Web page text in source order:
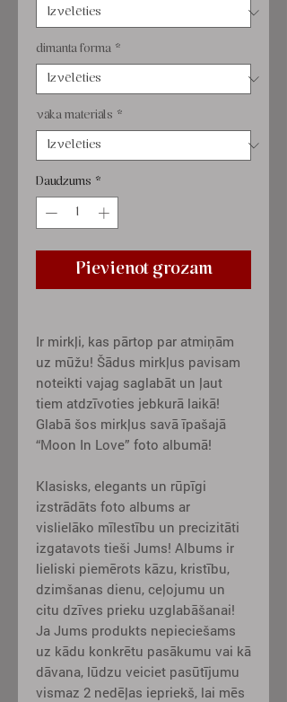
dimanta forma *
vāka materiāls *
Daudzums *
Pievienot grozam
Ir mirkļi, kas pārtop par atmiņām
uz mūžu! Šādus mirkļus pavisam
noteikti vajag saglabāt un ļaut
tiem atdzīvoties jebkurā laikā!
Glabā šos mirkļus savā īpašajā
“Moon In Love” foto albumā!
Klasisks, elegants un rūpīgi
izstrādāts foto albums ar
vislielāko mīlestību un precizitāti
izgatavots tieši Jums! Albums ir
lieliski piemērots kāzu, kristību,
dzimšanas dienu, ceļojumu un
citu dzīves prieku uzglabāšanai!
Ja Jums produkts nepieciešams
uz kādu konkrētu pasākumu vai kā
dāvana, lūdzu veiciet pasūtījumu
vismaz 2 nedēļas iepriekš, lai mēs